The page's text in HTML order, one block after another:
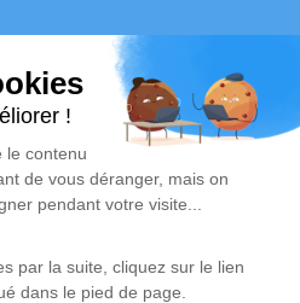
confidentialité
funeraire